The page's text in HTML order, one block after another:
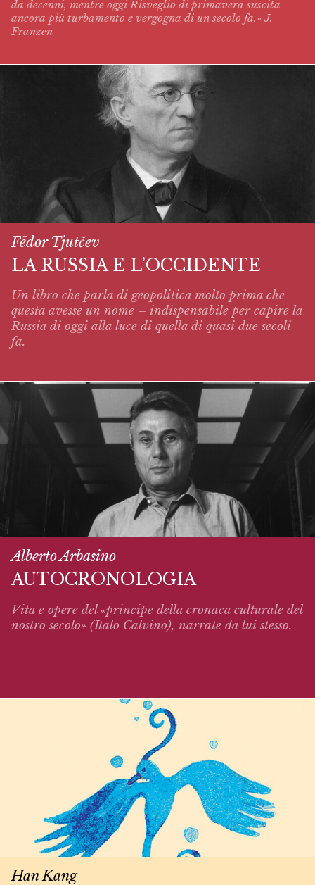
da decenni, mentre oggi Risveglio di primavera suscita
ancora più turbamento e vergogna di un secolo fa.» J.
Franzen
Fëdor Tjutčev
LA RUSSIA E L’OCCIDENTE
Un libro che parla di geopolitica molto prima che
questa avesse un nome – indispensabile per capire la
Russia di oggi alla luce di quella di quasi due secoli
fa.
Alberto Arbasino
AUTOCRONOLOGIA
Vita e opere del «principe della cronaca culturale del
nostro secolo» (Italo Calvino), narrate da lui stesso.
Han Kang